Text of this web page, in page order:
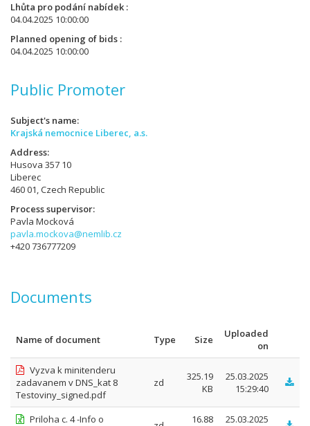
Lhůta pro podání nabídek
04.04.2025 10:00:00
Planned opening of bids
04.04.2025 10:00:00
Public Promoter
Subject's name
Krajská nemocnice Liberec, a.s.
Address
Husova 357 10
Liberec
460 01, Czech Republic
Process supervisor
Pavla Mocková
pavla.mockova@nemlib.cz
+420 736777209
Documents
Name of document Type Size
Uploaded
on
Vyzva k minitenderu
zadavanem v DNS_kat 8
Testoviny_signed.pdf
zd
325.19
KB
25.03.2025
15:29:40
Priloha c. 4 -Info o
16.88
25.03.2025